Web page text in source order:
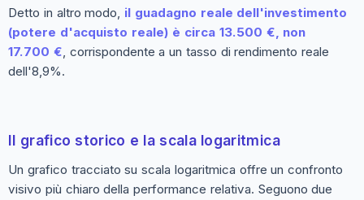
Detto in altro modo, il guadagno reale dell'investimento
(potere d'acquisto reale) è circa 13.500 €, non
17.700 €, corrispondente a un tasso di rendimento reale
dell'8,9%.
Il grafico storico e la scala logaritmica
Un grafico tracciato su scala logaritmica offre un confronto
visivo più chiaro della performance relativa. Seguono due